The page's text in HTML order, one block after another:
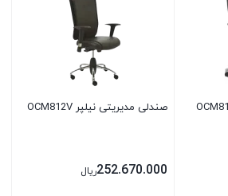
صندلی مدیریتی نیلپر OCM812V
252.670.000ریال